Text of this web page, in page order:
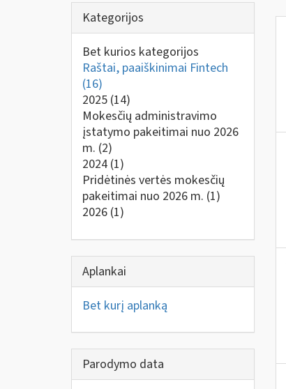
Kategorijos
Bet kurios kategorijos
Raštai, paaiškinimai Fintech
(16)
2025 (14)
Mokesčių administravimo
įstatymo pakeitimai nuo 2026
m. (2)
2024 (1)
Pridėtinės vertės mokesčių
pakeitimai nuo 2026 m. (1)
2026 (1)
Aplankai
Bet kurį aplanką
Parodymo data